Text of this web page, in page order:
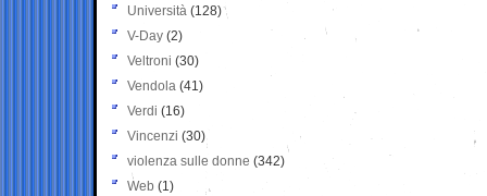
Università (128)
V-Day (2)
Veltroni (30)
Vendola (41)
Verdi (16)
Vincenzi (30)
violenza sulle donne (342)
Web (1)